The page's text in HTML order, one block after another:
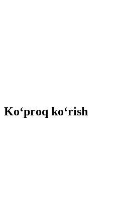
Ko‘proq ko‘rish